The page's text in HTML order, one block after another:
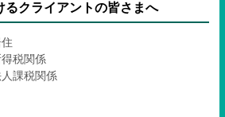
るクライアントの皆さまへ
税関係
課税関係